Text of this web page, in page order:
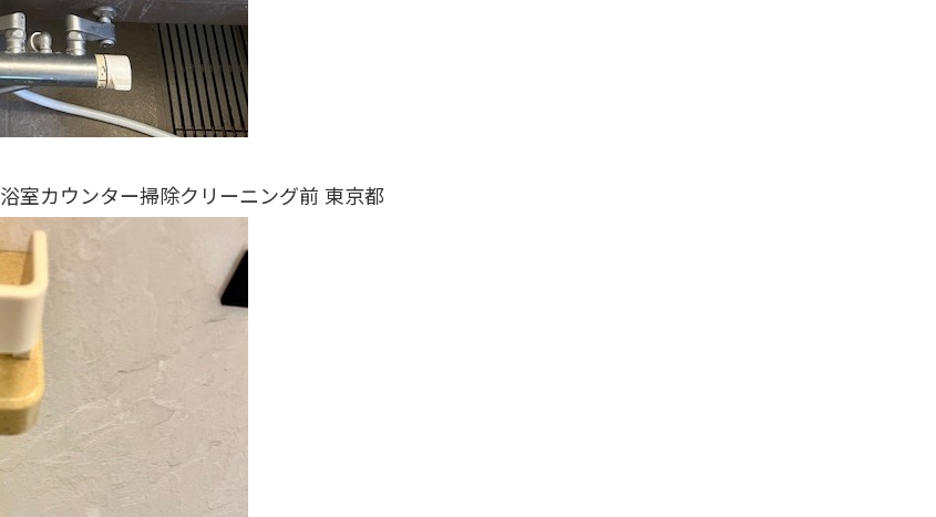
浴室カウンター掃除クリーニング前 東京都